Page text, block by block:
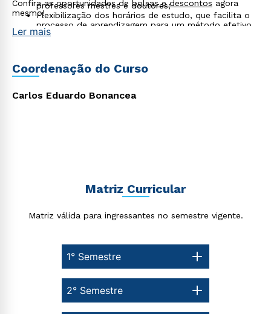
professores mestres e doutores;
Flexibilização dos horários de estudo, que facilita o
processo de aprendizagem para um método efetivo
de aquisição de conhecimento.
Confira as oportunidades de bolsas e descontos agora
mesmo!
Ler mais
Coordenação do Curso
Carlos Eduardo Bonancea
Matriz Curricular
Matriz válida para ingressantes no semestre vigente.
1° Semestre
2° Semestre